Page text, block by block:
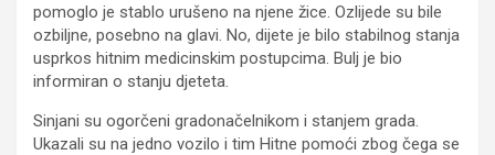
pomoglo je stablo urušeno na njene žice. Ozlijede su bile
ozbiljne, posebno na glavi. No, dijete je bilo stabilnog stanja
usprkos hitnim medicinskim postupcima. Bulj je bio
informiran o stanju djeteta.
Sinjani su ogorčeni gradonačelnikom i stanjem grada.
Ukazali su na jedno vozilo i tim Hitne pomoći zbog čega se